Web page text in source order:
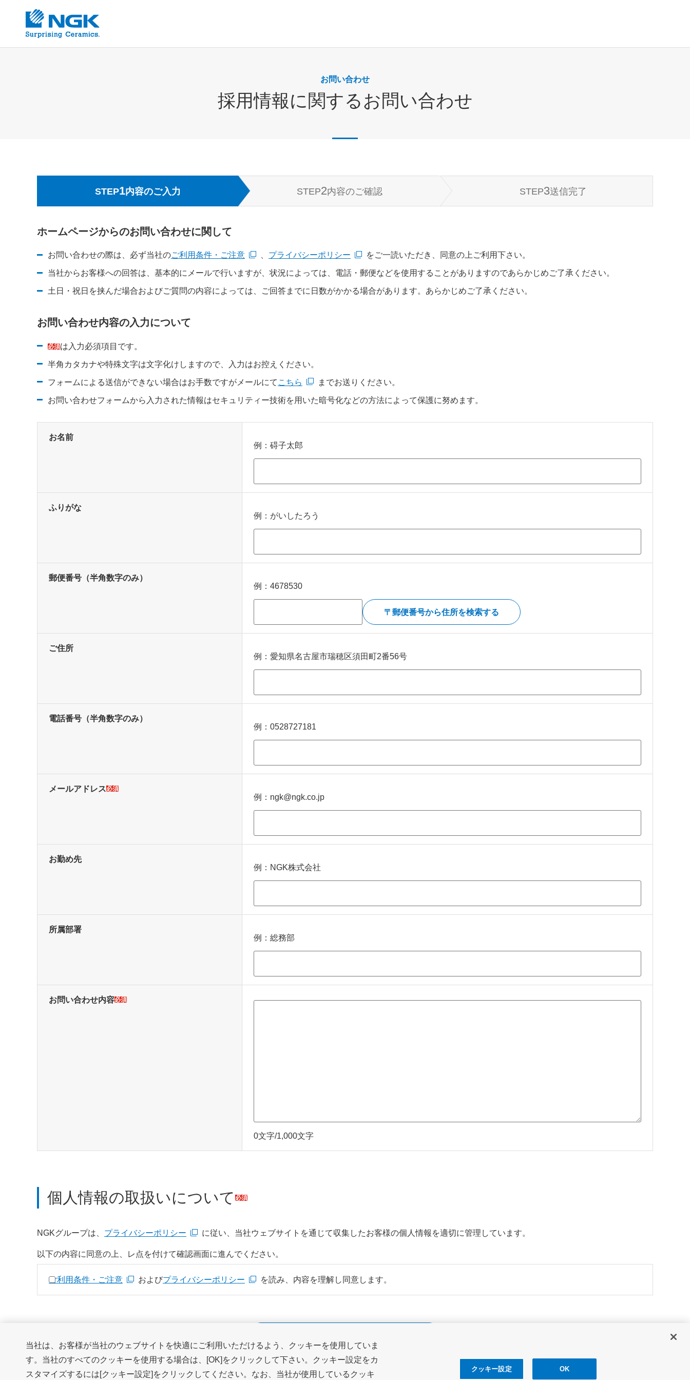
お問い合わせ
採用情報に関するお問い合わせ
STEP1内容のご入力 STEP2内容のご確認 STEP3送信完了
ホームページからのお問い合わせに関して
お問い合わせの際は、必ず当社のご利用条件・ご注意
新規ウィンドウを開きます
プライバシーポリシー
新規ウィンドウを開きます
をご一読いただき、同意の上ご利用下さい。
当社からお客様への回答は、基本的にメールで行いますが、状況によっては、電話・郵便などを使用することがありますのであらかじめご了承ください。
土日・祝日を挟んだ場合およびご質問の内容によっては、ご回答までに日数がかかる場合があります。あらかじめご了承ください。
お問い合わせ内容の入力について
必須は入力必須項目です。
半角カタカナや特殊文字は文字化けしますので、入力はお控えください。
フォームによる送信ができない場合はお手数ですがメールにて こちら
新規ウィンドウを開きます
までお送りください。
お問い合わせフォームから入力された情報はセキュリティー技術を用いた暗号化などの方法によって保護に努めます。
お名前
例：碍子太郎
ふりがな
ひらがなで入力してください
例：がいしたろう
郵便番号 （半角数字のみ）
例：4678530
郵便番号から住所を検索する
ご住所
例：愛知県名古屋市瑞穂区須田町2番56号
電話番号 （半角数字のみ）
例：0528727181
メールアドレス必須
例：ngk@ngk.co.jp
お勤め先
例：NGK株式会社
所属部署
例：総務部
お問い合わせ内容必須
0文字/1,000文字
個人情報の取扱いについて 必須
NGKグループは、 プライバシーポリシー
に従い、当社ウェブサイトを通じて収集したお客様の個人情報を適切に管理しています。
以下の内容に同意の上、レ点を付けて確認画面に進んでください。
個人情報の取扱いについて同意する
ご利用条件・ご注意
およびプライバシーポリシー
を読み、内容を理解し同意します。
当社は、お客様が当社のウェブサイトを快適にご利用いただけるよう、クッキーを使用していま
す。当社のすべてのクッキーを使用する場合は、[OK]をクリックして下さい。クッキー設定をカ
スタマイズするには[クッキー設定]をクリックしてください。なお、当社が使用しているクッキ
クッキー設定 OK